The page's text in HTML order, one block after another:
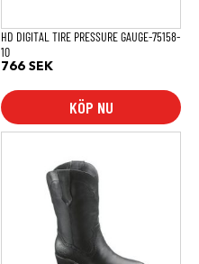
HD DIGITAL TIRE PRESSURE GAUGE-75158-
10
766 SEK
KÖP NU
produkten
varianter.
alternativen